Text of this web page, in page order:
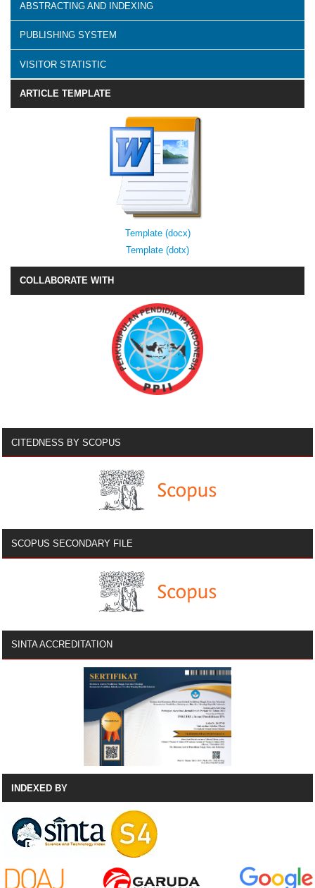
ABSTRACTING AND INDEXING
PUBLISHING SYSTEM
VISITOR STATISTIC
ARTICLE TEMPLATE
Template (docx)
Template (dotx)
COLLABORATE WITH
CITEDNESS BY SCOPUS
SCOPUS SECONDARY FILE
SINTA ACCREDITATION
INDEXED BY